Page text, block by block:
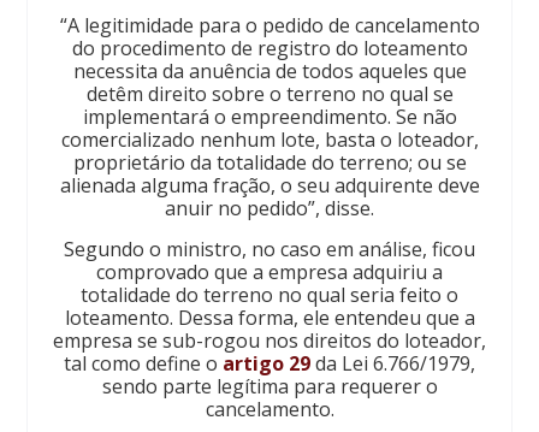
“A legitimidade para o pedido de cancelamento
do procedimento de registro do loteamento
necessita da anuência de todos aqueles que
detêm direito sobre o terreno no qual se
implementará o empreendimento. Se não
comercializado nenhum lote, basta o loteador,
proprietário da totalidade do terreno; ou se
alienada alguma fração, o seu adquirente deve
anuir no pedido”, disse.
Segundo o ministro, no caso em análise, ficou
comprovado que a empresa adquiriu a
totalidade do terreno no qual seria feito o
loteamento. Dessa forma, ele entendeu que a
empresa se sub-rogou nos direitos do loteador,
tal como define o artigo 29da Lei 6.766/1979,
sendo parte legítima para requerer o
cancelamento.